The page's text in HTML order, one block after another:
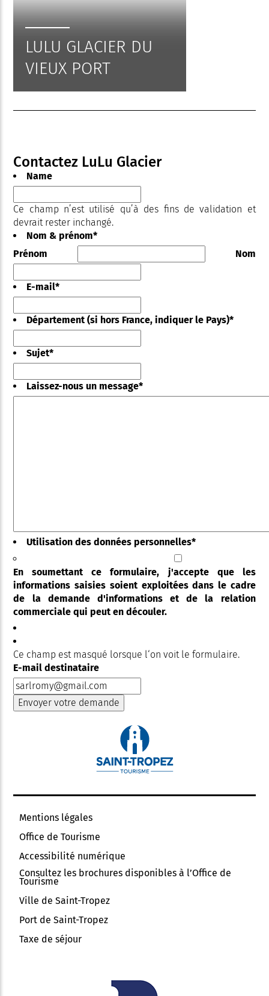
LULU GLACIER DU
VIEUX PORT
Contactez LuLu Glacier
Name
Ce champ n’est utilisé qu’à des fins de validation et
devrait rester inchangé.
Nom & prénom*
Prénom
Nom
E-mail*
Département (si hors France, indiquer le Pays)*
Sujet*
Laissez-nous un message*
Utilisation des données personnelles*
En soumettant ce formulaire, j'accepte que les
informations saisies soient exploitées dans le cadre
de la demande d'informations et de la relation
commerciale qui peut en découler.
Ce champ est masqué lorsque l‘on voit le formulaire.
E-mail destinataire
Mentions légales
Office de Tourisme
Accessibilité numérique
Consultez les brochures disponibles à l’Office de
Tourisme
Ville de Saint-Tropez
Port de Saint-Tropez
Taxe de séjour